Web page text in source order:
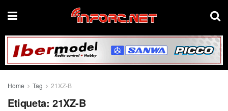
Home Tag 21XZ-B
Etiqueta: 21XZ-B